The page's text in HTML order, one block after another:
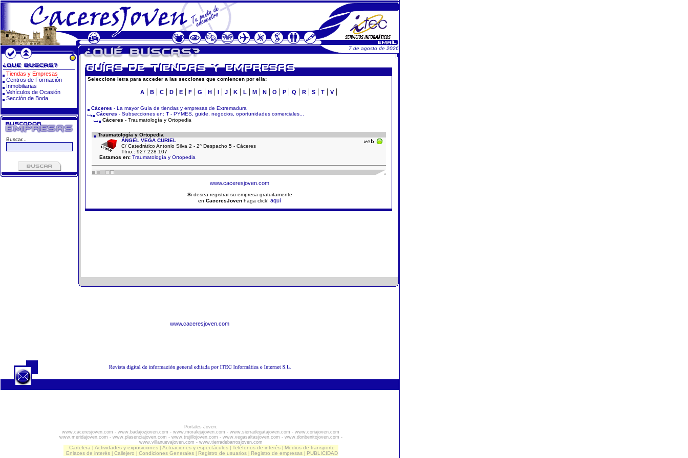
Tiendas y Empresas
Centros de Formación
Inmobiliarias
Vehículos de Ocasión
Sección de Boda
Buscar...
7 de agosto de 2026
Seleccione letra para acceder a las secciones que comiencen por ella:
A| B| C| D| E| F| G | H| I| J| K| L | M| N| O | P| Q | R| S| T| V|
Cáceres - La mayor Guía de tiendas y empresas de Extremadura
Cáceres - Subsecciones en: T - PYMES, guide, negocios, oportunidades comerciales...
Cáceres - Traumatología y Ortopedia
Traumatología y Ortopedia
ÁNGEL VEGA CURIEL
C/ Catedrático Antonio Silva 2 - 2º Despacho 5 - Cáceres
Tfno.: 927 228 107
Estamos en: Traumatología y Ortopedia
www.caceresjoven.com
Si desea registrar su empresa gratuitamente
en CaceresJoven haga click! aquí
www.caceresjoven.com
Portales Joven:
www.caceresjoven.com - www.badajozjoven.com - www.moralejajoven.com - www.sierradegatajoven.com - www.coriajoven.com
www.meridajoven.com - www.plasenciajoven.com - www.trujillojoven.com - www.vegasaltasjoven.com - www.donbenitojoven.com -
www.villanuevajoven.com - www.tierradebarrosjoven.com
Cartelera| Actividades y exposiciones| Actuaciones y espectáculos| Teléfonos de interés|
Medios de transporte
Enlaces de interés| Callejero Condiciones Generales| Registro de usuarios| Registro de empresas| PUBLICIDAD